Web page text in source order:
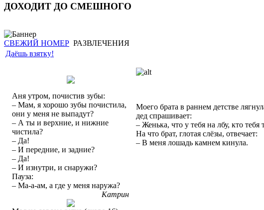
ДОХОДИТ ДО СМЕШНОГО
СВЕЖИЙ НОМЕР РАЗВЛЕЧЕНИЯ
Даёшь взятку!
Аня утром, почистив зубы:
– Мам, я хорошо зубы почистила,
они у меня не выпадут?
– А ты и верхние, и нижние
чистила?
– Да!
– И передние, и задние?
– Да!
– И изнутри, и снаружи?
Пауза:
– Ма-а-ам, а где у меня наружа?
Катрин
Моего брата в раннем детстве
дед спрашивает:
– Женька, что у тебя на лбу, кто тебя
На что брат, глотая слёзы, отвечает:
– В меня лошадь камнем кинула.